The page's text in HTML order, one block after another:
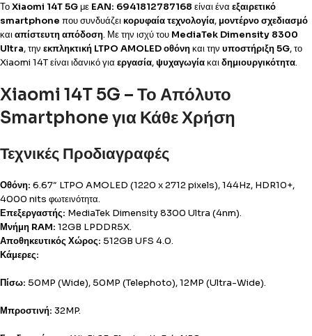
ΤοXiaomi 14T 5Gμε EAN: 6941812787168 είναι ένα εξαιρετικό
smartphone που συνδυάζεικορυφαία τεχνολογία, μοντέρνο σχεδιασμό
καιαπίστευτη απόδοση. Με την ισχύ του MediaTek Dimensity 8300
Ultra, την εκπληκτική LTPO AMOLED οθόνηκαι την υποστήριξη 5G, το
Xiaomi 14T είναι ιδανικό για εργασία,ψυχαγωγίακαιδημιουργικότητα.
Xiaomi 14T 5G – Το Απόλυτο
Smartphone για Κάθε Χρήση
Τεχνικές Προδιαγραφές
Οθόνη: 6.67″ LTPO AMOLED (1220 x 2712 pixels), 144Hz, HDR10+,
4000 nits φωτεινότητα.
Επεξεργαστής: MediaTek Dimensity 8300 Ultra (4nm).
Μνήμη RAM: 12GB LPDDR5X.
Αποθηκευτικός Χώρος: 512GB UFS 4.0.
Κάμερες:
Πίσω: 50MP (Wide), 50MP (Telephoto), 12MP (Ultra-Wide).
Μπροστινή: 32MP.